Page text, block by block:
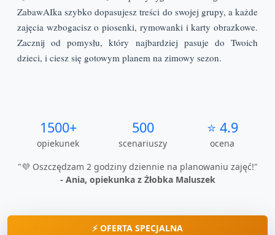
ZabawAIka szybko dopasujesz treści do swojej grupy, a każde
zajęcia wzbogacisz o piosenki, rymowanki i karty obrazkowe.
Zacznij od pomysłu, który najbardziej pasuje do Twoich
dzieci, i ciesz się gotowym planem na zimowy sezon.
1500+
opiekunek
500
scenariuszy
⭐ 4.9
ocena
"💜 Oszczędzam 2 godziny dziennie na planowaniu zajęć!"
- Ania, opiekunka z Żłobka Maluszek
⚡ OFERTA SPECJALNA